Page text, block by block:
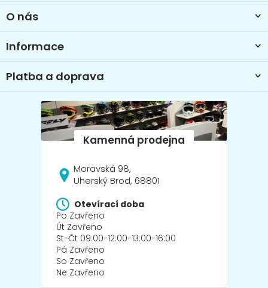
O nás
Informace
Platba a doprava
Moravská 98,
Uherský Brod, 68801
Otevírací doba
Po Zavřeno
Út Zavřeno
St-Čt 09:00-12:00-13:00-16:00
Pá Zavřeno
So Zavřeno
Ne Zavřeno